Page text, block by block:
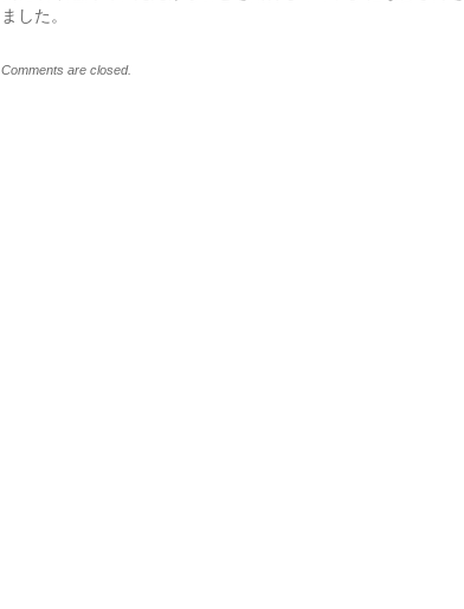
ました。
Comments are closed.